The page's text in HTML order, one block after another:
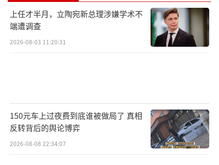
上任才半月，立陶宛新总理涉嫌学术不
端遭调查
2026-08-03 11:20:31
150元车上过夜费到底谁被做局了 真相
反转背后的舆论博弈
2026-08-08 22:34:07